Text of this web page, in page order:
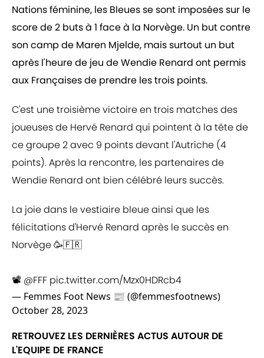
Nations féminine, les Bleues se sont imposées sur le
score de 2 buts à 1 face à la Norvège. Un but contre
son camp de Maren Mjelde, mais surtout un but
après l'heure de jeu de Wendie Renard ont permis
aux Françaises de prendre les trois points.
C'est une troisième victoire en trois matches des
joueuses de Hervé Renard qui pointent à la tête de
ce groupe 2 avec 9 points devant l'Autriche (4
points). Après la rencontre, les partenaires de
Wendie Renard ont bien célébré leurs succès.
La joie dans le vestiaire bleue ainsi que les
félicitations d'Hervé Renard après le succès en
Norvège 🥳🇫🇷
📽️ @FFF pic.twitter.com/Mzx0HDRcb4
— Femmes Foot News 📰 (@femmesfootnews)
October 28, 2023
RETROUVEZ LES DERNIÈRES ACTUS AUTOUR DE
L'EQUIPE DE FRANCE